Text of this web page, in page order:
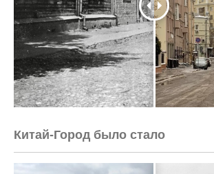
Китай-Город было стало